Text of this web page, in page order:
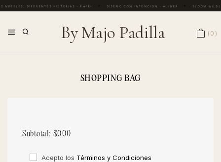
MUEBLES, DIFERENTES HISTORIAS - PAPRI • DISEÑO CON INTENCIÓN - ALINEA • BLOOM
By Majo Padilla 0
SHOPPING BAG
Subtotal: $0.00
Acepto los Términos y Condiciones